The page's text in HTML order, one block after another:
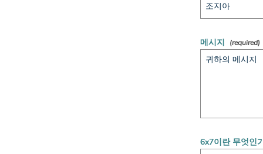
메시지
6x7이란 무엇인